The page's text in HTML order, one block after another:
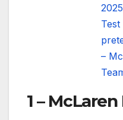
Test
–
1 – McLaren